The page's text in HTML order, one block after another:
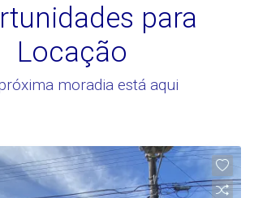
para
Locação
moradia está aqui